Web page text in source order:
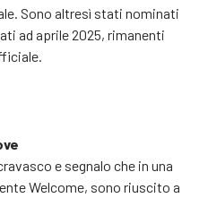
Sono altresì stati nominati
ad aprile 2025, rimanenti
e segnalo che in una
Welcome, sono riuscito a